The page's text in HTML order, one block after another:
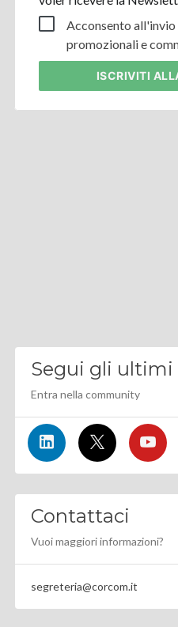
Acconsento
promozionali e
ISCRIVITI
Segui gli
Entra nella community
Contattaci
Vuoi maggiori informazioni?
segreteria@corcom.it